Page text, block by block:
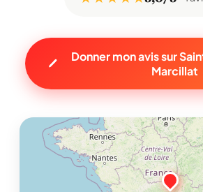
Donner mon avis sur
Marcillat